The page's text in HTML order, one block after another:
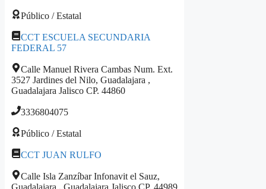
Público / Estatal
CCT ESCUELA SECUNDARIA
FEDERAL 57
Calle Manuel Rivera Cambas Num. Ext.
3527 Jardines del Nilo, Guadalajara ,
Guadalajara Jalisco CP. 44860
3336804075
Público / Estatal
CCT JUAN RULFO
Calle Isla Zanzíbar Infonavit el Sauz,
Guadalajara , Guadalajara Jalisco CP. 44989